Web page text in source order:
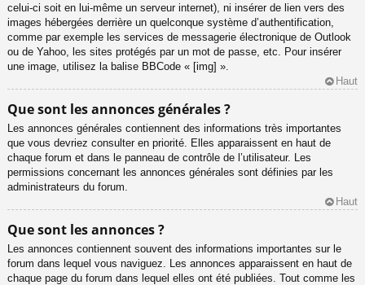
celui-ci soit en lui-même un serveur internet), ni insérer de lien vers des
images hébergées derrière un quelconque système d’authentification,
comme par exemple les services de messagerie électronique de Outlook
ou de Yahoo, les sites protégés par un mot de passe, etc. Pour insérer
une image, utilisez la balise BBCode « [img] ».
Haut
Que sont les annonces générales ?
Les annonces générales contiennent des informations très importantes
que vous devriez consulter en priorité. Elles apparaissent en haut de
chaque forum et dans le panneau de contrôle de l’utilisateur. Les
permissions concernant les annonces générales sont définies par les
administrateurs du forum.
Haut
Que sont les annonces ?
Les annonces contiennent souvent des informations importantes sur le
forum dans lequel vous naviguez. Les annonces apparaissent en haut de
chaque page du forum dans lequel elles ont été publiées. Tout comme les